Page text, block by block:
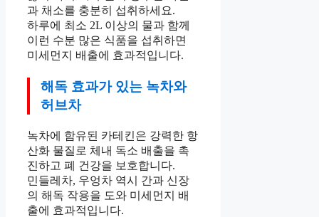
과 채소를 충분히 섭취하세요.
하루에 최소 2L 이상의 물과 함께
이런 수분 많은 식품을 섭취하면
미세먼지 배출에 효과적입니다.
해독 효과가 있는 녹차와
허브차
녹차에 함유된 카테킨은 강력한 항
산화 물질로 체내 독소 배출을 촉
진하고 폐 건강을 보호합니다.
민들레차, 우엉차 역시 간과 신장
의 해독 작용을 도와 미세먼지 배
출에 효과적입니다.